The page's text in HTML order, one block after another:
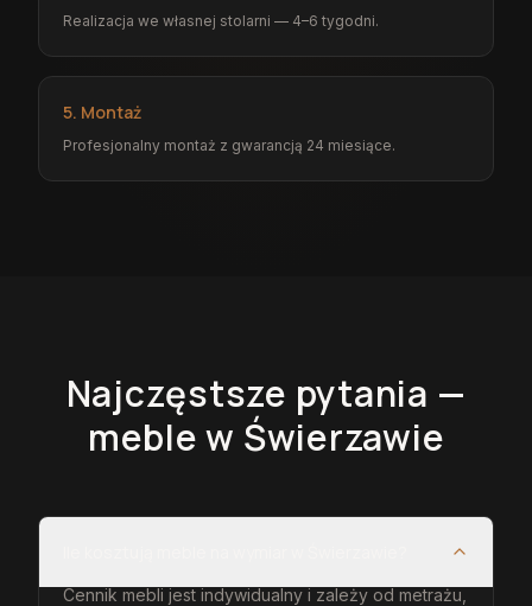
Realizacja we własnej stolarni — 4–6 tygodni.
5. Montaż
Profesjonalny montaż z gwarancją 24 miesiące.
Najczęstsze pytania —
meble w Świerzawie
Cennik mebli jest indywidualny i zależy od metrażu,